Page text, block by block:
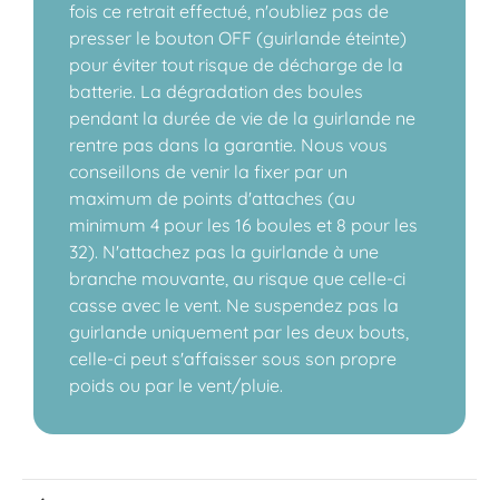
fois ce retrait effectué, n'oubliez pas de
presser le bouton OFF (guirlande éteinte)
pour éviter tout risque de décharge de la
batterie. La dégradation des boules
pendant la durée de vie de la guirlande ne
rentre pas dans la garantie. Nous vous
conseillons de venir la fixer par un
maximum de points d'attaches (au
minimum 4 pour les 16 boules et 8 pour les
32). N'attachez pas la guirlande à une
branche mouvante, au risque que celle-ci
casse avec le vent. Ne suspendez pas la
guirlande uniquement par les deux bouts,
celle-ci peut s'affaisser sous son propre
poids ou par le vent/pluie.